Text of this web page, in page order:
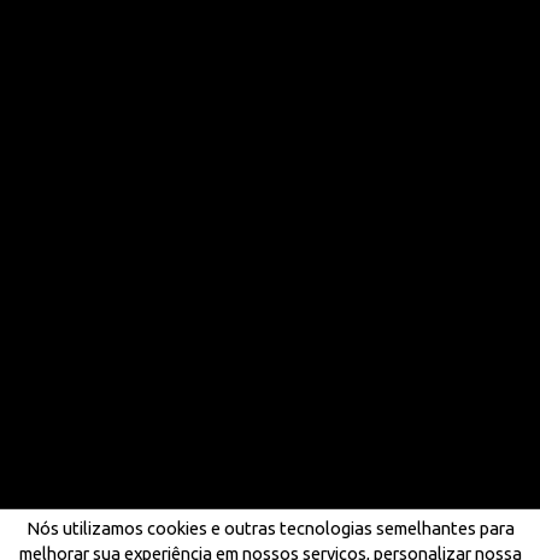
Nós utilizamos cookies e outras tecnologias semelhantes para
melhorar sua experiência em nossos serviços, personalizar nossa